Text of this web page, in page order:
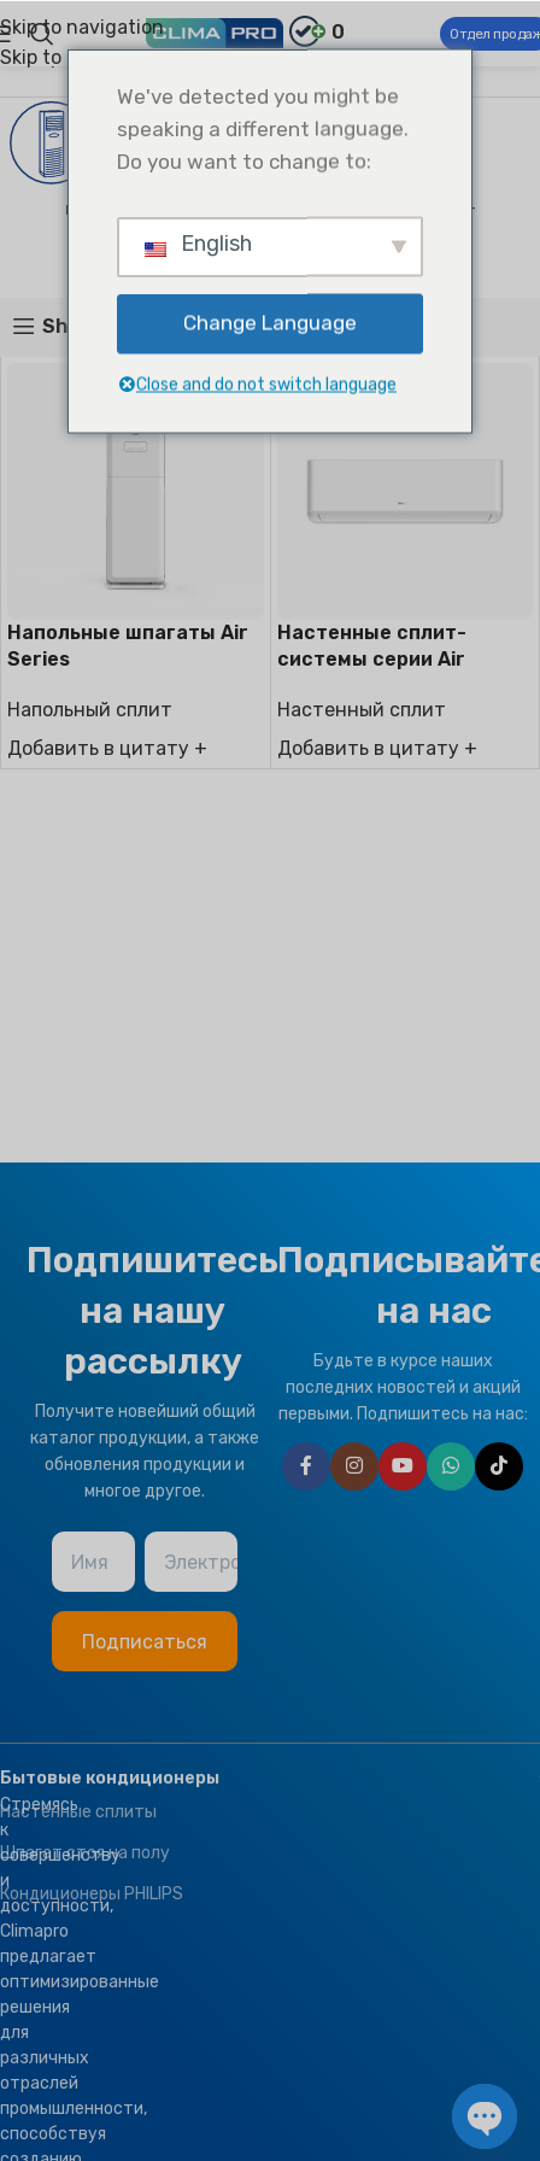
Skip to navigation
Skip to main content
0 Отдел
Climapro® Домашний уют Бытовые кондиционеры
Бытовые кондиционеры
Напольный Сплит Настенный Сплит
1 product
Show sidebar
Напольные шпагаты Air
Series
Напольный сплит
Добавить в цитату +
Настенные сплит-
системы серии Air
Настенный сплит
Добавить в цитату +
Подпишитесь
на нашу
рассылку
Получите новейший общий
каталог продукции, а также
обновления продукции и
многое другое.
Имя Электронная почта
на нас
Будьте в курсе наших
последних новостей и акций
первыми. Подпишитесь на нас:
Стремясь
к
совершенству
и
доступности,
Climapro
предлагает
оптимизированные
решения
для
различных
отраслей
промышленности,
способствуя
Бытовые кондиционеры
Настенные сплиты
Шпагат стоя на полу
Кондиционеры PHILIPS
We've detected you might be
speaking a different language.
Do you want to change to:
English
Change Language
Close and do not switch language